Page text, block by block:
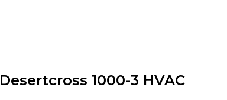
Desertcross 1000-3 HVAC